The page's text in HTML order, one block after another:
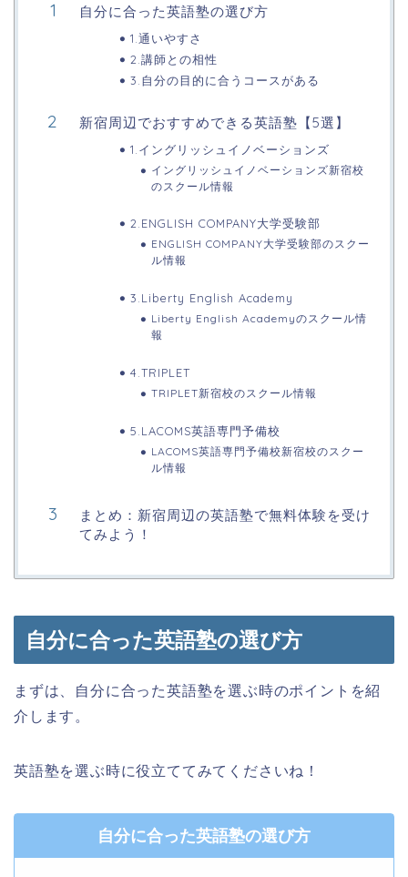
自分に合った英語塾の選び方
1.通いやすさ
2.講師との相性
3.自分の目的に合うコースがある
新宿周辺でおすすめできる英語塾【5選】
1.イングリッシュイノベーションズ
イングリッシュイノベーションズ新宿校
のスクール情報
2.ENGLISH COMPANY大学受験部
ENGLISH COMPANY大学受験部のスクー
ル情報
3.Liberty English Academy
Liberty English Academyのスクール情
報
4.TRIPLET
TRIPLET新宿校のスクール情報
5.LACOMS英語専門予備校
LACOMS英語専門予備校新宿校のスクー
ル情報
まとめ：新宿周辺の英語塾で無料体験を受け
てみよう！
自分に合った英語塾の選び方
まずは、自分に合った英語塾を選ぶ時のポイントを紹
介します。
英語塾を選ぶ時に役立ててみてくださいね！
自分に合った英語塾の選び方